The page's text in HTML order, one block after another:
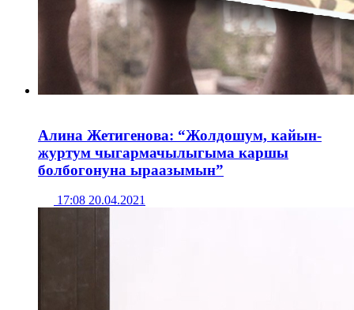
Алина Жетигенова: “Жолдошум, кайын-
журтум чыгармачылыгыма каршы
болбогонуна ыраазымын”
17:08 20.04.2021